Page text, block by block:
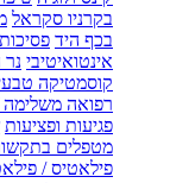
בקרניו סקראל
בכף היד
אינטואיטיבי נר
קוסמטיקה
רפואה משלימה
פגיעות ופציעות
מטפלים
פילאטיס /